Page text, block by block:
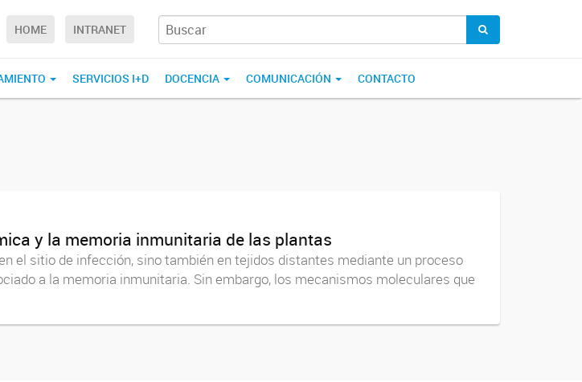
HOME INTRANET
SERVICIOS I+D DOCENCIA COMUNICACIÓN CONTACTO
y la memoria inmunitaria de las plantas
el sitio de infección, sino también en tejidos distantes mediante un proceso
a la memoria inmunitaria. Sin embargo, los mecanismos moleculares que